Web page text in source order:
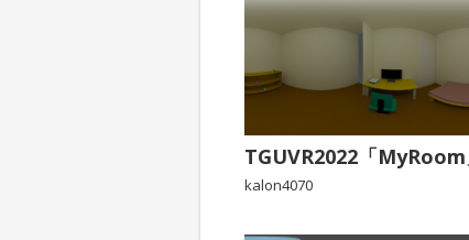
TGUVR2022「MyRoom
kalon4070